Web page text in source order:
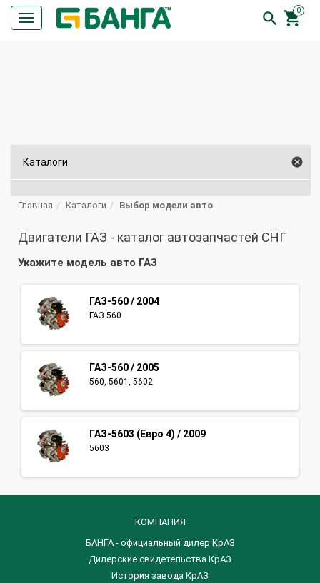
Кнопка
меню
0


Каталоги 
Главная Каталоги Выбор модели авто
Двигатели ГАЗ - каталог автозапчастей СНГ
Укажите модель авто ГАЗ
ГАЗ-560 / 2004
ГАЗ 560
ГАЗ-560 / 2005
560, 5601, 5602
ГАЗ-5603 (Евро 4) / 2009
5603
КОМПАНИЯ
БАНГА - официальный дилер КрАЗ
Дилерские свидетельства КрАЗ
История завода КрАЗ